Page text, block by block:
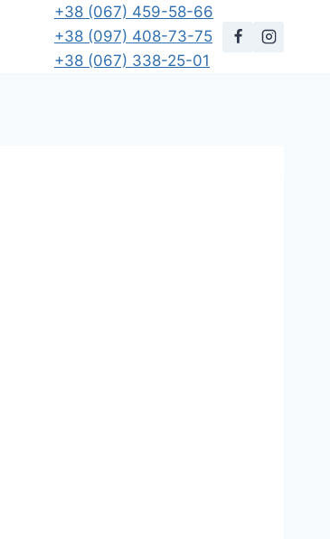
+38 (067) 459-58-66
+38 (097) 408-73-75
+38 (067) 338-25-01